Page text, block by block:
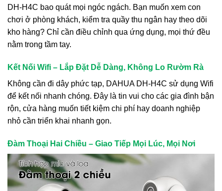
DH-H4C bao quát mọi ngóc ngách. Bạn muốn xem con
chơi ở phòng khách, kiểm tra quầy thu ngân hay theo dõi
kho hàng? Chỉ cần điều chỉnh qua ứng dụng, mọi thứ đều
nằm trong tầm tay.
Kết Nối Wifi – Lắp Đặt Dễ Dàng, Không Lo Rườm Rà
Không cần đi dây phức tạp, DAHUA DH-H4C sử dụng Wifi
để kết nối nhanh chóng. Đây là tin vui cho các gia đình bận
rộn, cửa hàng muốn tiết kiệm chi phí hay doanh nghiệp
nhỏ cần triển khai nhanh gọn.
Đàm Thoại Hai Chiều – Giao Tiếp Mọi Lúc, Mọi Nơi